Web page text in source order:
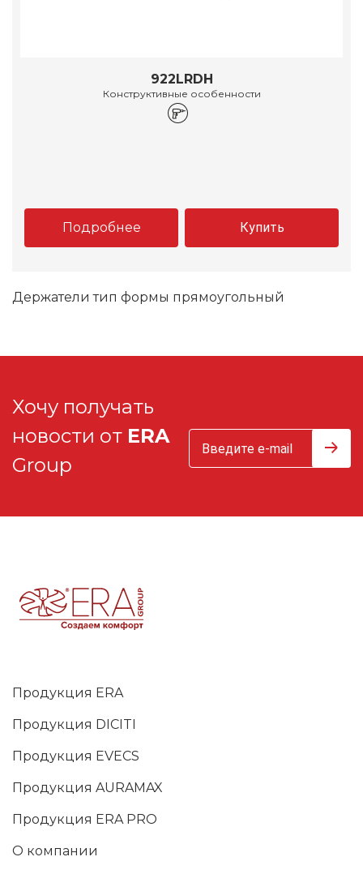
922LRDH
Конструктивные особенности
Подробнее Купить
Держатели тип формы прямоугольный
Хочу получать
новости от ERA
Group
Продукция ERA
Продукция DICITI
Продукция EVECS
Продукция AURAMAX
Продукция ERA PRO
О компании